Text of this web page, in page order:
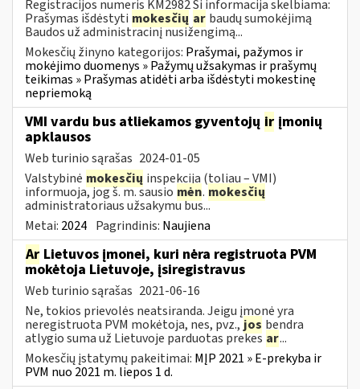
Registracijos numeris KM2982 Ši informacija skelbiama:
Prašymas išdėstyti mokesčių ar baudų sumokėjimą
Baudos už administracinį nusižengimą...
Mokesčių žinyno kategorijos: Prašymai, pažymos ir
mokėjimo duomenys » Pažymų užsakymas ir prašymų
teikimas » Prašymas atidėti arba išdėstyti mokestinę
nepriemoką
VMI vardu bus atliekamos gyventojų ir įmonių
apklausos
Web turinio sąrašas 2024-01-05
Valstybinė mokesčių inspekcija (toliau – VMI)
informuoja, jog š. m. sausio mėn. mokesčių
administratoriaus užsakymu bus...
Metai: 2024 Pagrindinis: Naujiena
Ar Lietuvos įmonei, kuri nėra registruota PVM
mokėtoja Lietuvoje, įsiregistravus
Web turinio sąrašas 2021-06-16
Ne, tokios prievolės neatsiranda. Jeigu įmonė yra
neregistruota PVM mokėtoja, nes, pvz., jos bendra
atlygio suma už Lietuvoje parduotas prekes ar...
Mokesčių įstatymų pakeitimai: MĮP 2021 » E-prekyba ir
PVM nuo 2021 m. liepos 1 d.